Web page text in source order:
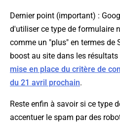
Dernier point (important) :
d'utiliser ce type de formulaire
comme un "plus" en termes de
boost au site dans les
mise en place du critère de
du 21 avril prochain.
Reste enfin à savoir si ce type
accentuer le spam par des